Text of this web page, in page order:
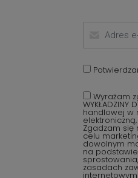
Wyrażam
WYKŁADZINY
handlowej w
Zgadzam
celu
dowolnym
na
zasadach